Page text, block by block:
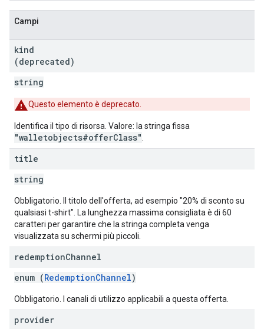
Campi
kind
(deprecated)
string
Questo elemento è deprecato.
Identifica il tipo di risorsa. Valore: la stringa fissa
"walletobjects#offerClass"
title
string
Obbligatorio. Il titolo dell'offerta, ad esempio "20% di sconto su
qualsiasi t-shirt". La lunghezza massima consigliata è di 60
caratteri per garantire che la stringa completa venga
visualizzata su schermi più piccoli.
redemptionChannel
enum (RedemptionChannel)
Obbligatorio. I canali di utilizzo applicabili a questa offerta.
provider